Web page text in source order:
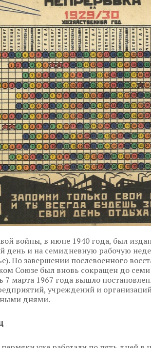
войны, в июне 1940 года, был
день и на семидневную рабочую
По завершении послевоенного
Союзе был вновь сокращен до
7 марта 1967 года вышло
учреждений и
днями.